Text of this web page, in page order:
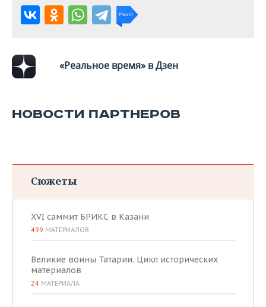
«Реальное время» в Дзен
НОВОСТИ ПАРТНЕРОВ
Сюжеты
XVI саммит БРИКС в Казани
499 МАТЕРИАЛОВ
Великие воины Татарии. Цикл исторических
материалов
24 МАТЕРИАЛА